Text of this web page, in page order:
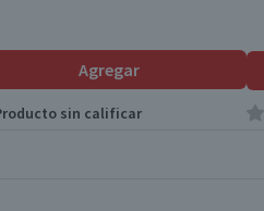
Agregar
sin calificar